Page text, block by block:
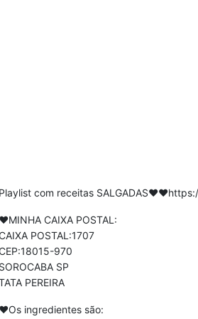
Playlist com receitas
❤MINHA CAIXA POSTAL:
POSTAL:1707
970
SOROCABA SP
PEREIRA
❤Os ingredientes são: